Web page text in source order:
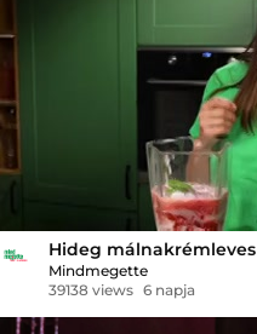
Hideg málnakrémleves
Mindmegette
39138 views 6 napja